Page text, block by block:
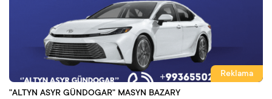
Reklama
"ALTYN ASYR GÜNDOGAR" MASYN BAZARY